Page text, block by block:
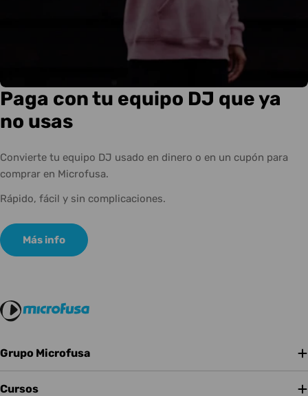
Paga con tu equipo DJ que ya
no usas
Convierte tu equipo DJ usado en dinero o en un cupón para
comprar en Microfusa.
Rápido, fácil y sin complicaciones.
Más info
Grupo Microfusa
Cursos